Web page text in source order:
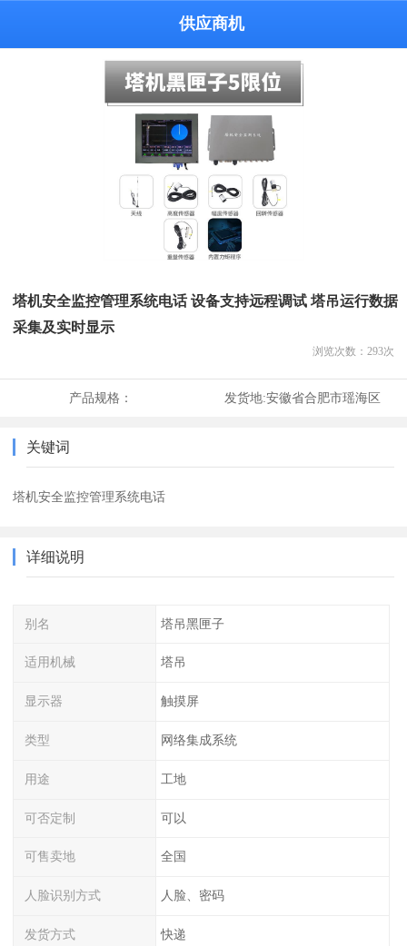
供应商机
塔机安全监控管理系统电话 设备支持远程调试 塔吊运行数据
采集及实时显示
浏览次数： 293次
产品规格： 发货地:安徽省合肥市瑶海区
关键词
塔机安全监控管理系统电话
详细说明
别名 塔吊黑匣子
适用机械 塔吊
显示器 触摸屏
类型 网络集成系统
用途 工地
可否定制 可以
可售卖地 全国
人脸识别方式 人脸、密码
发货方式 快递